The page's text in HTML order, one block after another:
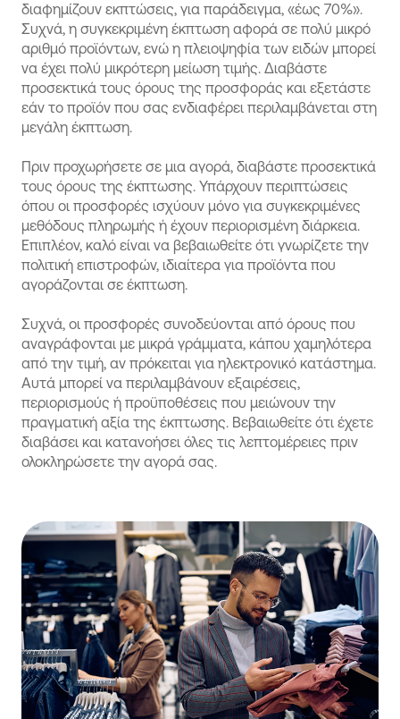
διαφημίζουν εκπτώσεις, για παράδειγμα, «έως 70%».
Συχνά, η συγκεκριμένη έκπτωση αφορά σε πολύ μικρό
αριθμό προϊόντων, ενώ η πλειοψηφία των ειδών μπορεί
να έχει πολύ μικρότερη μείωση τιμής. Διαβάστε
προσεκτικά τους όρους της προσφοράς και εξετάστε
εάν το προϊόν που σας ενδιαφέρει περιλαμβάνεται στη
μεγάλη έκπτωση.
Πριν προχωρήσετε σε μια αγορά, διαβάστε προσεκτικά
τους όρους της έκπτωσης. Υπάρχουν περιπτώσεις
όπου οι προσφορές ισχύουν μόνο για συγκεκριμένες
μεθόδους πληρωμής ή έχουν περιορισμένη διάρκεια.
Επιπλέον, καλό είναι να βεβαιωθείτε ότι γνωρίζετε την
πολιτική επιστροφών, ιδιαίτερα για προϊόντα που
αγοράζονται σε έκπτωση.
Συχνά, οι προσφορές συνοδεύονται από όρους που
αναγράφονται με μικρά γράμματα, κάπου χαμηλότερα
από την τιμή, αν πρόκειται για ηλεκτρονικό κατάστημα.
Αυτά μπορεί να περιλαμβάνουν εξαιρέσεις,
περιορισμούς ή προϋποθέσεις που μειώνουν την
πραγματική αξία της έκπτωσης. Βεβαιωθείτε ότι έχετε
διαβάσει και κατανοήσει όλες τις λεπτομέρειες πριν
ολοκληρώσετε την αγορά σας.